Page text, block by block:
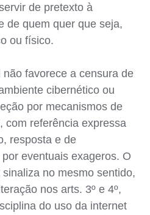
de pretexto à
de quem quer que seja,
ou físico.
favorece a censura de
cibernético ou
por mecanismos de
com referência expressa
resposta e de
eventuais exageros. O
no mesmo sentido,
nos arts. 3º e 4º,
do uso da internet